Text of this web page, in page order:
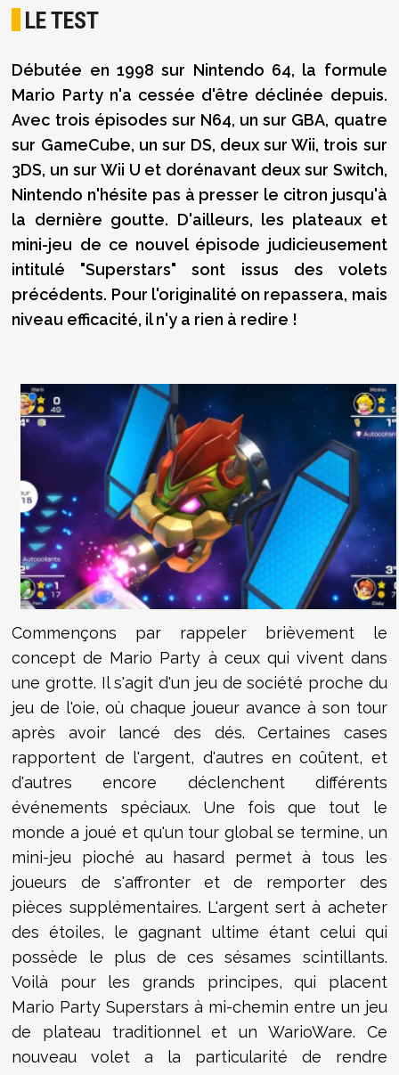
LE TEST
Débutée en 1998 sur Nintendo 64, la formule
Mario Party n'a cessée d'être déclinée depuis.
Avec trois épisodes sur N64, un sur GBA, quatre
sur GameCube, un sur DS, deux sur Wii, trois sur
3DS, un sur Wii U et dorénavant deux sur Switch,
Nintendo n'hésite pas à presser le citron jusqu'à
la dernière goutte. D'ailleurs, les plateaux et
mini-jeu de ce nouvel épisode judicieusement
intitulé "Superstars" sont issus des volets
précédents. Pour l'originalité on repassera, mais
niveau efficacité, il n'y a rien à redire !
Commençons par rappeler brièvement le
concept de Mario Party à ceux qui vivent dans
une grotte. Il s'agit d'un jeu de société proche du
jeu de l'oie, où chaque joueur avance à son tour
après avoir lancé des dés. Certaines cases
rapportent de l'argent, d'autres en coûtent, et
d'autres encore déclenchent différents
événements spéciaux. Une fois que tout le
monde a joué et qu'un tour global se termine, un
mini-jeu pioché au hasard permet à tous les
joueurs de s'affronter et de remporter des
pièces supplémentaires. L'argent sert à acheter
des étoiles, le gagnant ultime étant celui qui
possède le plus de ces sésames scintillants.
Voilà pour les grands principes, qui placent
Mario Party Superstars à mi-chemin entre un jeu
de plateau traditionnel et un WarioWare. Ce
nouveau volet a la particularité de rendre